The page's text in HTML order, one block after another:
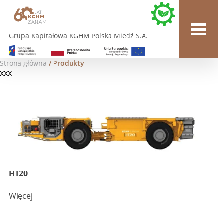
Grupa Kapitałowa KGHM Polska Miedź S.A.
Strona główna / Produkty
xxx
HT20
Więcej